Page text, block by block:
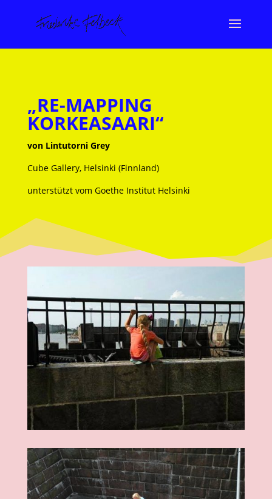
„RE-MAPPING
KORKEASAARI“
von Lintutorni Grey
Cube Gallery, Helsinki (Finnland)
unterstützt vom Goethe Institut Helsinki